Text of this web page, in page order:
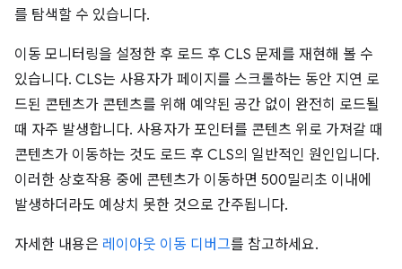
를 탐색할 수 있습니다.
이동 모니터링을 설정한 후 로드 후 CLS 문제를 재현해 볼 수
있습니다. CLS는 사용자가 페이지를 스크롤하는 동안 지연 로
드된 콘텐츠가 콘텐츠를 위해 예약된 공간 없이 완전히 로드될
때 자주 발생합니다. 사용자가 포인터를 콘텐츠 위로 가져갈 때
콘텐츠가 이동하는 것도 로드 후 CLS의 일반적인 원인입니다.
이러한 상호작용 중에 콘텐츠가 이동하면 500밀리초 이내에
발생하더라도 예상치 못한 것으로 간주됩니다.
자세한 내용은 레이아웃 이동 디버그를 참고하세요.